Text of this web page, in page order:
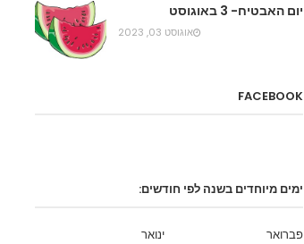
יום האבטיח- 3 באוגוסט
אוגוסט 03, 2023
FACEBOOK
ימים מיוחדים בשנה לפי חודשים:
ינואר
פברואר